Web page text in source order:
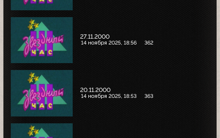
27.11.2000
14 ноября 2025, 18:56 362
20.11.2000
14 ноября 2025, 18:53 363